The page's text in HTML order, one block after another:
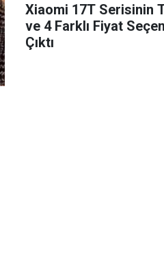
Xiaomi 17T Serisinin
ve 4 Farklı Fiyat
Çıktı